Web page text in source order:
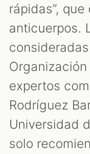
rápidas”,
anticuerpos.
expertos
Rodríguez
Universidad
solo